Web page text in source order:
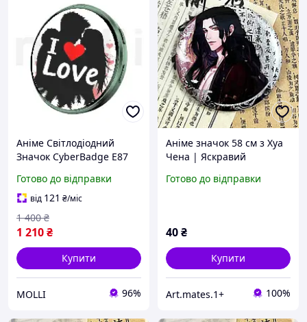
Аніме Світлодіодний
Значок CyberBadge E87
Сенсорним HD-дисплеєм
64 МБ, Bluetooth та
Додатком
Готово до відправки
від 121 ₴/міс
1 210₴
1 400 ₴
Купити
MOLLI 96%
Аніме значок 58 см з Хуа
Чена | Яскравий
шпилькою | Аніме
Готово до відправки
40₴
Купити
Art.mates.1+ 100%